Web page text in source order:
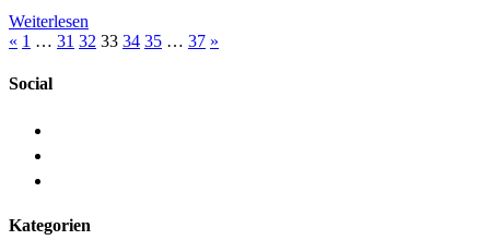
Weiterlesen
Beitragsnavigation
« Vorherige
1 … 31 32 33 34 35 … 37 Nächste
»
Social
Kategorien